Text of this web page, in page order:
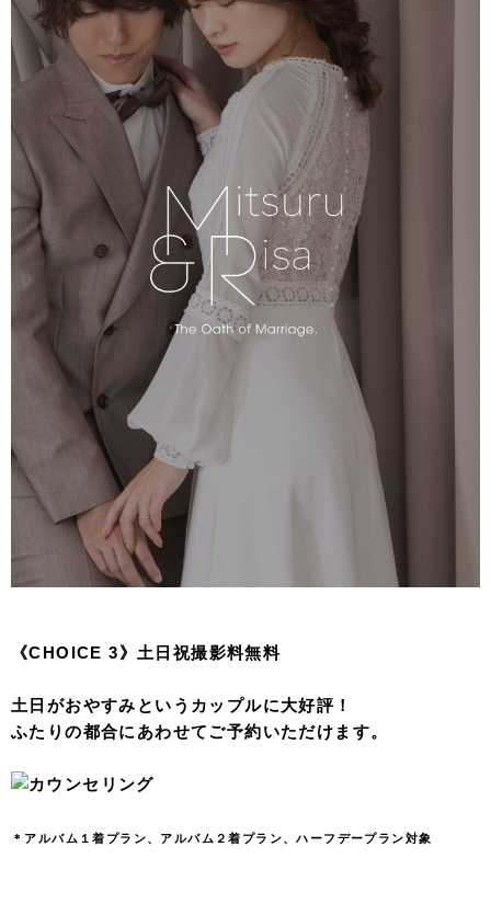
《CHOICE 3》土日祝撮影料無料
土日がおやすみというカップルに大好評！
ふたりの都合にあわせてご予約いただけます。
＊アルバム１着プラン、アルバム２着プラン、ハーフデープラン対象